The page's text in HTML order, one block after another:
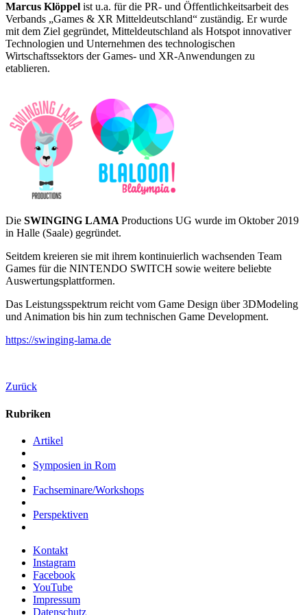
Marcus Klöppel ist u.a. für die PR- und Öffentlichkeitsarbeit des
Verbands „Games & XR Mitteldeutschland“ zuständig. Er wurde
mit dem Ziel gegründet, Mitteldeutschland als Hotspot innovativer
Technologien und Unternehmen des technologischen
Wirtschaftssektors der Games- und XR-Anwendungen zu
etablieren.
Die SWINGING LAMAProductions UG wurde im Oktober 2019
in Halle (Saale) gegründet.
Seitdem kreieren sie mit ihrem kontinuierlich wachsenden Team
Games für die NINTENDO SWITCH sowie weitere beliebte
Auswertungsplattformen.
Das Leistungsspektrum reicht vom Game Design über 3DModeling
und Animation bis hin zum technischen Game Development.
https://swinging-lama.de
Zurück
Rubriken
Artikel
Symposien in Rom
Fachseminare/Workshops
Perspektiven
Kontakt
Instagram
Facebook
YouTube
Impressum
Datenschutz